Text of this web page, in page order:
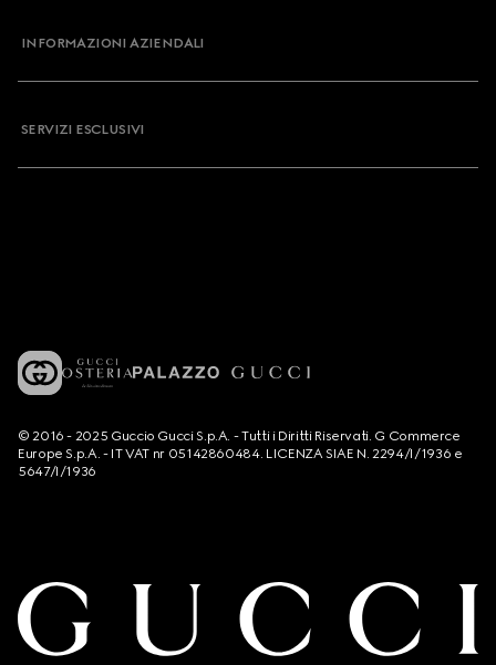
INFORMAZIONI AZIENDALI
SERVIZI ESCLUSIVI
© 2016 - 2025 Guccio Gucci S.p.A. - Tutti i Diritti Riservati. G Commerce
Europe S.p.A. - IT VAT nr 05142860484. LICENZA SIAE N. 2294/I/1936 e
5647/I/1936